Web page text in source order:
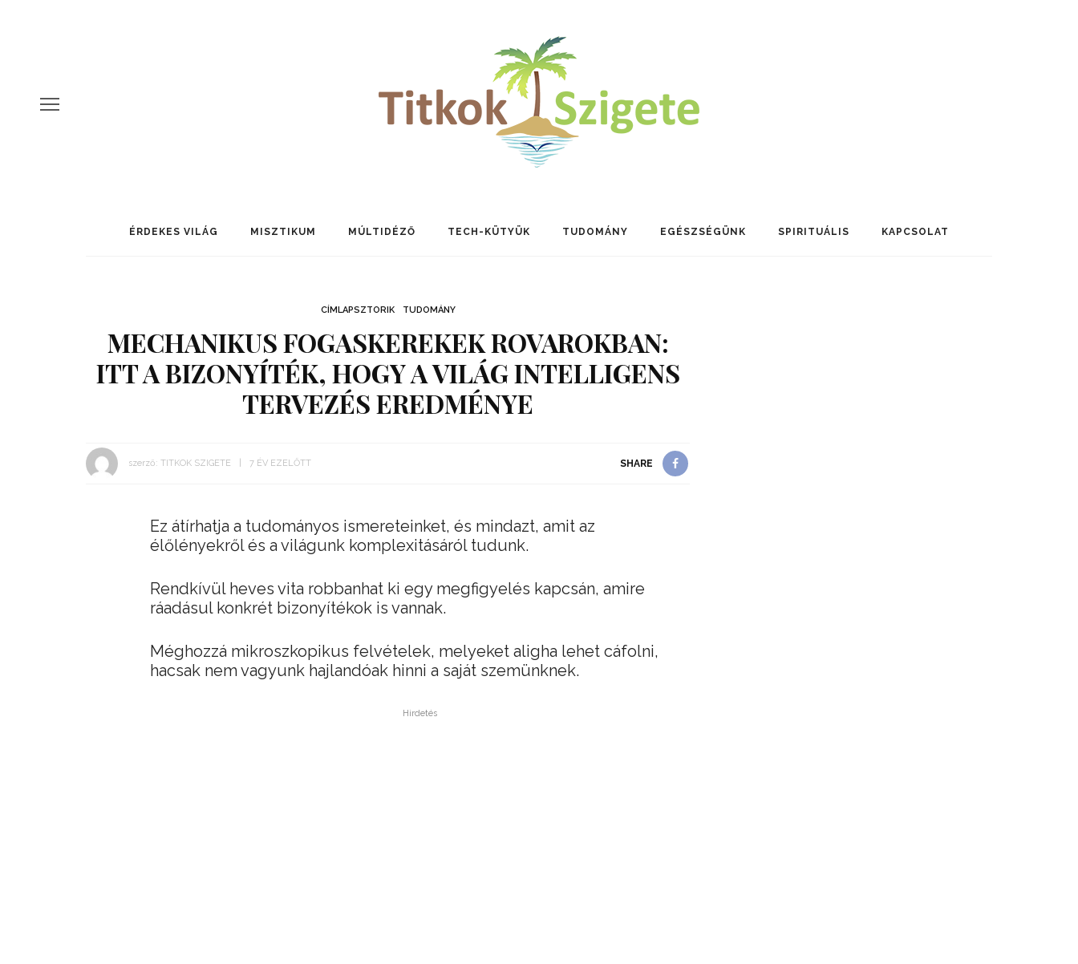
ÉRDEKES VILÁG MISZTIKUM MÚLTIDÉZŐ TECH-KÜTYÜK TUDOMÁNY EGÉSZSÉGÜNK SPIRITUÁLIS KAPCSOLAT
CÍMLAPSZTORIK TUDOMÁNY
MECHANIKUS FOGASKEREKEK ROVAROKBAN:
ITT A BIZONYÍTÉK, HOGY A VILÁG INTELLIGENS
TERVEZÉS EREDMÉNYE
szerző: TITKOK SZIGETE 7 ÉV EZELŐTT SHARE
Ez átírhatja a tudományos ismereteinket, és mindazt, amit az
élőlényekről és a világunk komplexitásáról tudunk.
Rendkívül heves vita robbanhat ki egy megfigyelés kapcsán, amire
ráadásul konkrét bizonyítékok is vannak.
Méghozzá mikroszkopikus felvételek, melyeket aligha lehet cáfolni,
hacsak nem vagyunk hajlandóak hinni a saját szemünknek.
Hirdetés